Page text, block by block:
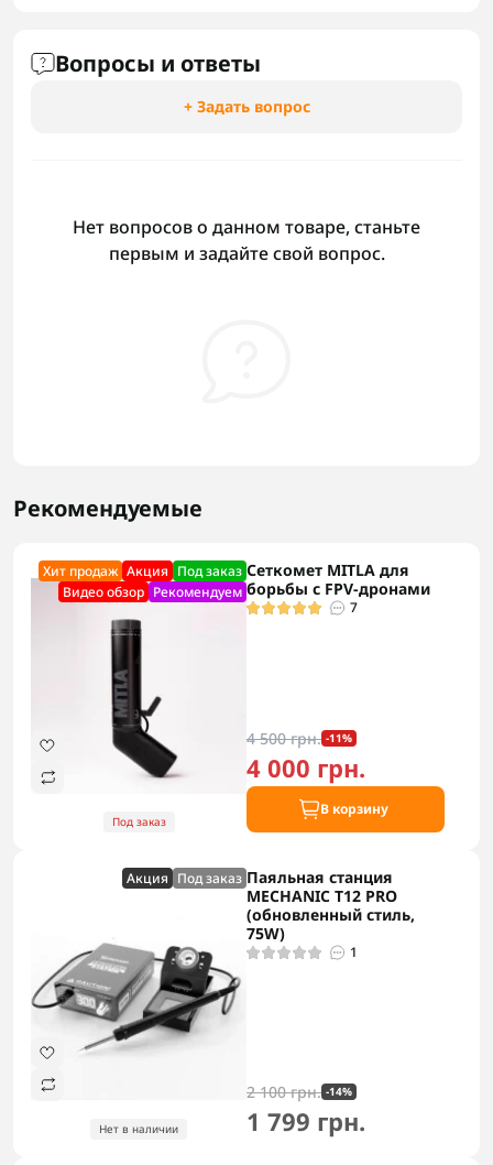
Вопросы и ответы
+ Задать вопрос
Нет вопросов о данном товаре, станьте
первым и задайте свой вопрос.
Рекомендуемые
Хит продаж Акция Под заказ
Видео обзор Рекомендуем
Под заказ
Сеткомет MITLA для
борьбы с FPV-дронами
7
4 500 грн. -11%
4 000 грн.
В корзину
Акция Под заказ
Нет в наличии
Паяльная станция
MECHANIC T12 PRO
(обновленный стиль,
75W)
1
2 100 грн. -14%
1 799 грн.